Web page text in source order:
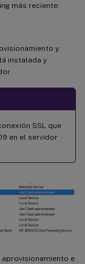
más reciente:
y
instalada y
SSL que
en el servidor
aprovisionamiento e